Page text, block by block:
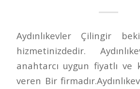
Aydınlıkevler Çilingir
hizmetinizdedir.
anahtarcı uygun fiyatlı ve
veren Bir